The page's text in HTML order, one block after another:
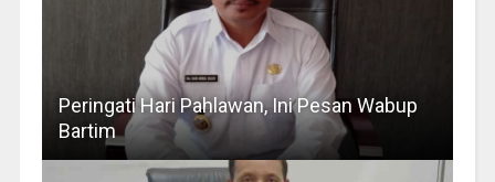
Peringati Hari Pahlawan, Ini Pesan Wabup
Bartim